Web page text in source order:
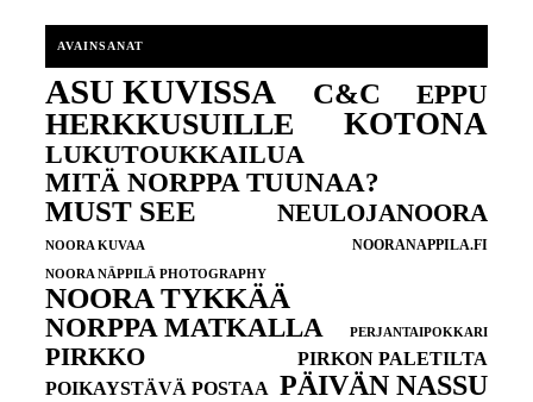
AVAINSANAT
ASU KUVISSA C&C EPPU
HERKKUSUILLE KOTONA
LUKUTOUKKAILUA
MITÄ NORPPA TUUNAA?
MUST SEE NEULOJANOORA
NOORA KUVAA NOORANAPPILA.FI
NOORA NÄPPILÄ PHOTOGRAPHY
NOORA TYKKÄÄ
NORPPA MATKALLA PERJANTAIPOKKARI
PIRKKO
PIRKON PALETILTA
POIKAYSTÄVÄ POSTAA PÄIVÄN NASSU